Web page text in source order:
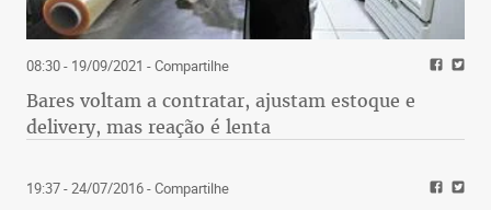
08:30 - 19/09/2021 - Compartilhe
Bares voltam a contratar, ajustam estoque e
delivery, mas reação é lenta
19:37 - 24/07/2016- Compartilhe